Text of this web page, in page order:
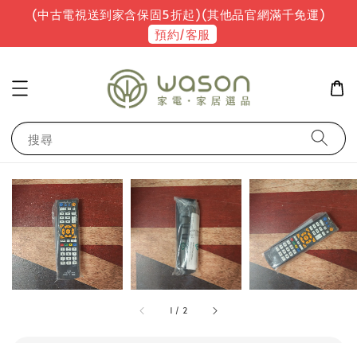
(中古電視送到家含保固5折起)(其他品官網滿千免運)
預約/客服
搜尋
1 / 2